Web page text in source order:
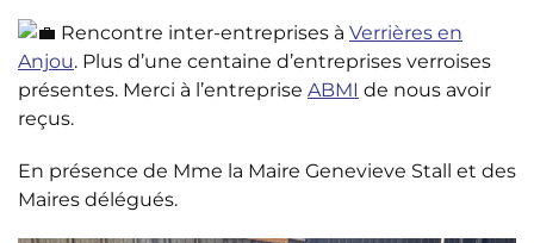
Rencontre inter-entreprises à Verrières en
Anjou. Plus d’une centaine d’entreprises verroises
présentes. Merci à l’entreprise ABMI de nous avoir
reçus.
En présence de Mme la Maire Genevieve Stall et des
Maires délégués.